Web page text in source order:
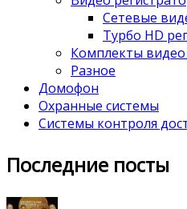
Сетевые
Турбо HD
Комплекты
Разное
Домофон
Охранные системы
Системы контроля
Последние посты